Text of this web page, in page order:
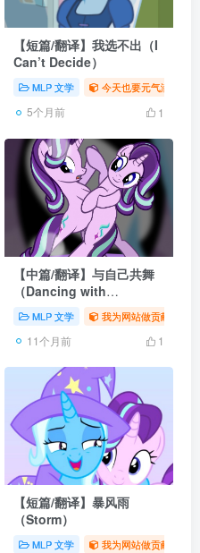
）
# 同人 # 翻译 # MLP
【短篇/翻译】我选不出（I
Can’t Decide）
MLP 文学 今天也要元气满满
5个月前 1
# 同人 # 翻译 # MLP
【中篇/翻译】与自己共舞
（Dancing with
Herself）
MLP 文学 我为网站做贡献
11个月前 1
# 同人 # 翻译 # MLP
【短篇/翻译】暴风雨
（Storm）
MLP 文学 我为网站做贡献